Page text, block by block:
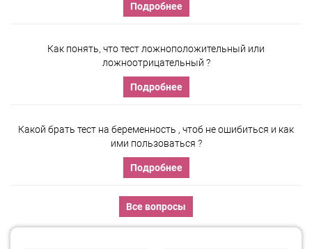
Подробнее
Как понять, что тест ложноположительный или
ложноотрицательный ?
Подробнее
Какой брать тест на беременность , чтоб не ошибиться и как
ими пользоваться ?
Подробнее
Все вопросы